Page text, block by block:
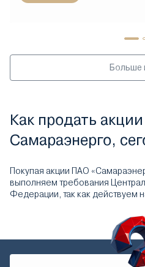
Больше
Как продать
Самараэнерго,
Покупая акции ПАО
выполняем требования
Федерации, так как действуем